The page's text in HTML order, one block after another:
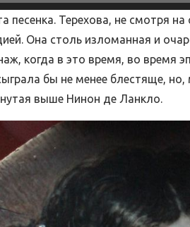
песенка. Терехова, не смотря
Она столь изломанная и
когда в это время, во время
бы не менее блестяще,
выше Нинон де Ланкло.
ГОДА МИФЫ